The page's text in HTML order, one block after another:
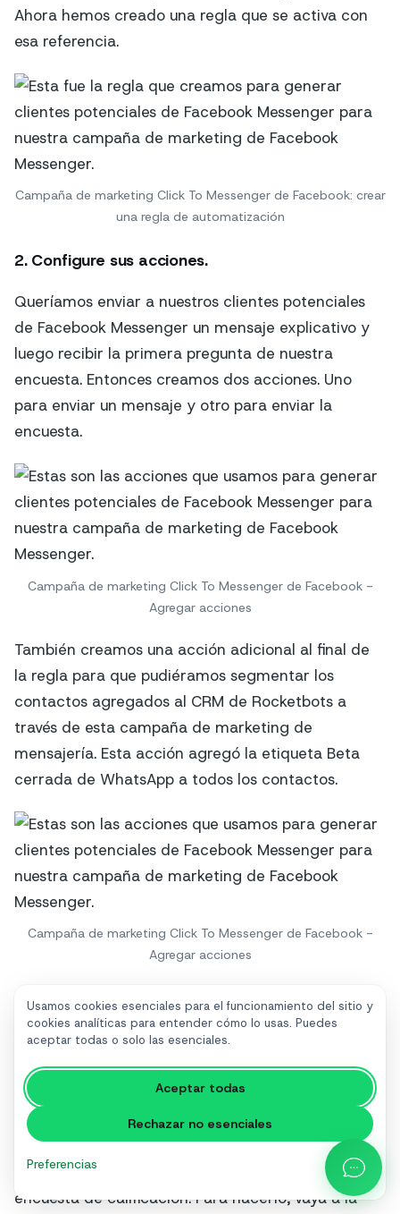
Usamos cookies esenciales para el funcionamiento del sitio y
cookies analíticas para entender cómo lo usas. Puedes
aceptar todas o solo las esenciales.
Aceptar todas
Rechazar no esenciales
Preferencias
Ahora hemos creado una regla que se activa con
esa referencia.
Campaña de marketing Click To Messenger de Facebook: crear
una regla de automatización
2. Configure sus acciones.
Queríamos enviar a nuestros clientes potenciales
de Facebook Messenger un mensaje explicativo y
luego recibir la primera pregunta de nuestra
encuesta. Entonces creamos dos acciones. Uno
para enviar un mensaje y otro para enviar la
encuesta.
Campaña de marketing Click To Messenger de Facebook -
Agregar acciones
También creamos una acción adicional al final de
la regla para que pudiéramos segmentar los
contactos agregados al CRM de Rocketbots a
través de esta campaña de marketing de
mensajería. Esta acción agregó la etiqueta Beta
cerrada de WhatsApp a todos los contactos.
Campaña de marketing Click To Messenger de Facebook -
Agregar acciones
Ahora presione Listo para crear la regla y estará
listo para comenzar.
Pensamientos finales
Asegúrese de probar la experiencia final de los
usuarios que reciben el anuncio y pasar por la
encuesta de calificación. Para hacerlo, vaya a la